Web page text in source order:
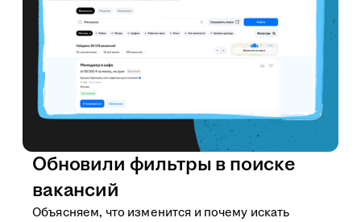
Обновили фильтры в поиске
вакансий
Объясняем, что изменится и почему искать